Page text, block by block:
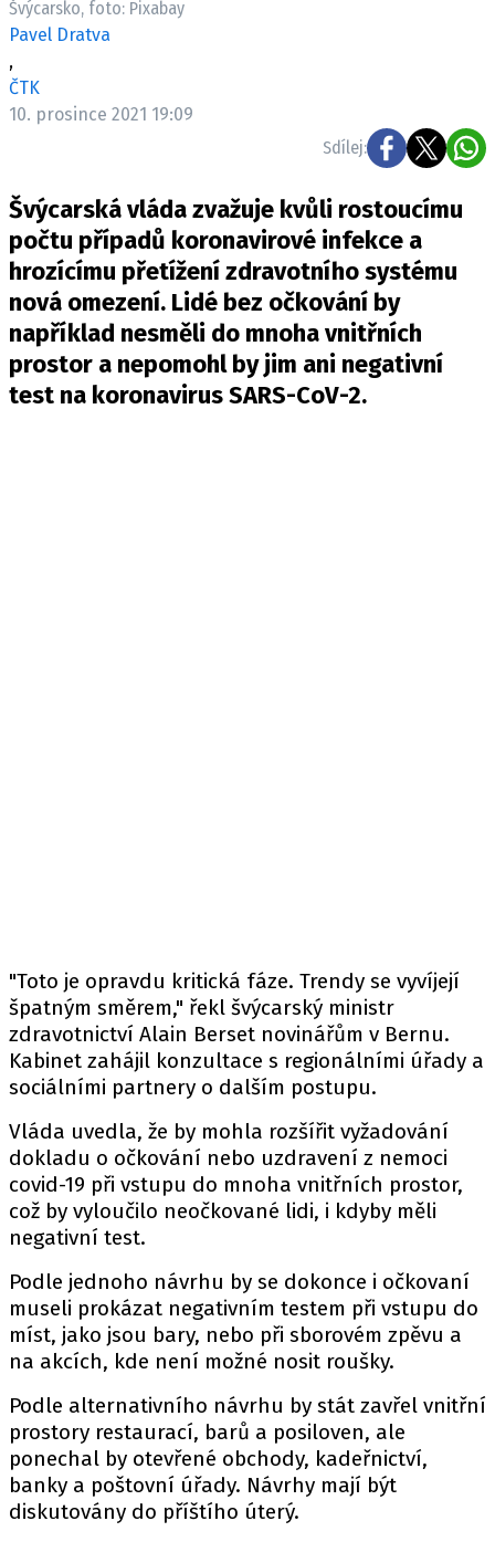
Pošlete e-mail na newsbox.cz
INZERCE
OSOBNÍ ÚDAJE / COOKIES
VOLNÁ MÍSTA
Švýcarsko, foto: Pixabay
Pavel Dratva
,
ČTK
10. prosince 2021 19:09
Sdílej:
Švýcarská vláda zvažuje kvůli rostoucímu
počtu případů koronavirové infekce a
hrozícímu přetížení zdravotního systému
nová omezení. Lidé bez očkování by
například nesměli do mnoha vnitřních
prostor a nepomohl by jim ani negativní
test na koronavirus SARS-CoV-2.
"Toto je opravdu kritická fáze. Trendy se vyvíjejí
špatným směrem," řekl švýcarský ministr
zdravotnictví Alain Berset novinářům v Bernu.
Kabinet zahájil konzultace s regionálními úřady a
sociálními partnery o dalším postupu.
Vláda uvedla, že by mohla rozšířit vyžadování
dokladu o očkování nebo uzdravení z nemoci
covid-19 při vstupu do mnoha vnitřních prostor,
což by vyloučilo neočkované lidi, i kdyby měli
negativní test.
Podle jednoho návrhu by se dokonce i očkovaní
museli prokázat negativním testem při vstupu do
míst, jako jsou bary, nebo při sborovém zpěvu a
na akcích, kde není možné nosit roušky.
Podle alternativního návrhu by stát zavřel vnitřní
prostory restaurací, barů a posiloven, ale
ponechal by otevřené obchody, kadeřnictví,
banky a poštovní úřady. Návrhy mají být
diskutovány do příštího úterý.